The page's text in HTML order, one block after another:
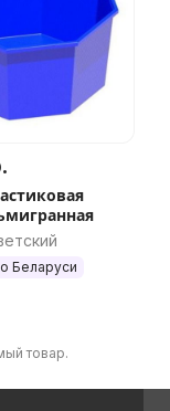
Беларуси
товар.